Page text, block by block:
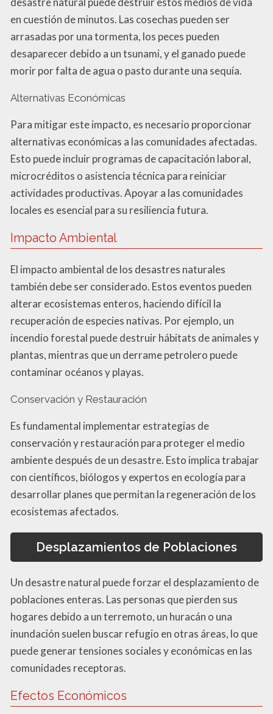
en cuestión de minutos. Las cosechas pueden ser
arrasadas por una tormenta, los peces pueden
desaparecer debido a un tsunami, y el ganado puede
morir por falta de agua o pasto durante una sequía.
Alternativas Económicas
Para mitigar este impacto, es necesario proporcionar
alternativas económicas a las comunidades afectadas.
Esto puede incluir programas de capacitación laboral,
microcréditos o asistencia técnica para reiniciar
actividades productivas. Apoyar a las comunidades
locales es esencial para su resiliencia futura.
Impacto Ambiental
El impacto ambiental de los desastres naturales
también debe ser considerado. Estos eventos pueden
alterar ecosistemas enteros, haciendo difícil la
recuperación de especies nativas. Por ejemplo, un
incendio forestal puede destruir hábitats de animales y
plantas, mientras que un derrame petrolero puede
contaminar océanos y playas.
Conservación y Restauración
Es fundamental implementar estrategias de
conservación y restauración para proteger el medio
ambiente después de un desastre. Esto implica trabajar
con científicos, biólogos y expertos en ecología para
desarrollar planes que permitan la regeneración de los
ecosistemas afectados.
Desplazamientos de Poblaciones
Un desastre natural puede forzar el desplazamiento de
poblaciones enteras. Las personas que pierden sus
hogares debido a un terremoto, un huracán o una
inundación suelen buscar refugio en otras áreas, lo que
puede generar tensiones sociales y económicas en las
comunidades receptoras.
Efectos Económicos